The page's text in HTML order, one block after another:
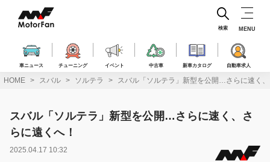
ス
車ニュース チューニング イベント 中古車 新車カタログ 自動車求人
検索 MENU
HOME スバル ソルテラ スバル「ソルテラ」新型を公開…さらに速く
スバル「ソルテラ」新型を公開…さらに速く、さ
らに遠くへ！
2025.04.17 10:32